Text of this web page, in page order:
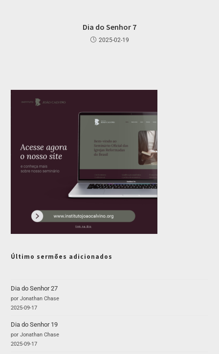
Dia do Senhor 7
2025-02-19
Último sermões adicionados
Dia do Senhor 27
por Jonathan Chase
2025-09-17
Dia do Senhor 19
por Jonathan Chase
2025-09-17